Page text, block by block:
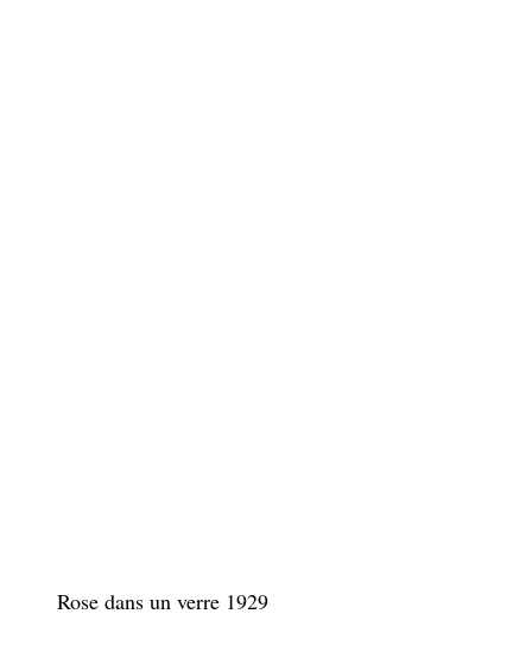
Rose dans un verre 1929